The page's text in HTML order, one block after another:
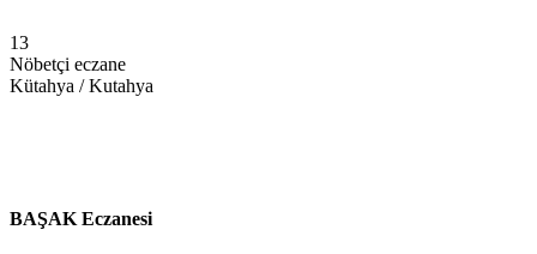
13
Nöbetçi eczane
Kütahya / Kutahya
BAŞAK Eczanesi